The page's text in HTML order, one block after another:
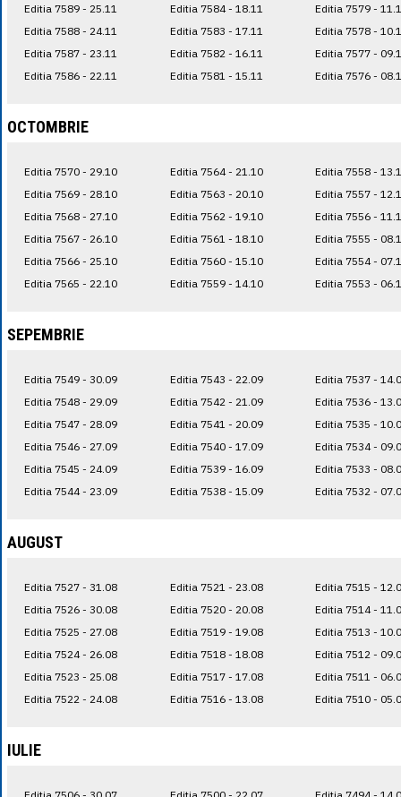
Editia 7589 - 25.11
Editia 7588 - 24.11
Editia 7587 - 23.11
Editia 7586 - 22.11
Editia 7584 - 18.11
Editia 7583 - 17.11
Editia 7582 - 16.11
Editia 7581 - 15.11
Editia 7579 -
Editia 7578 -
Editia 7577 -
Editia 7576 -
OCTOMBRIE
Editia 7570 - 29.10
Editia 7569 - 28.10
Editia 7568 - 27.10
Editia 7567 - 26.10
Editia 7566 - 25.10
Editia 7565 - 22.10
Editia 7564 - 21.10
Editia 7563 - 20.10
Editia 7562 - 19.10
Editia 7561 - 18.10
Editia 7560 - 15.10
Editia 7559 - 14.10
Editia 7558 -
Editia 7557 -
Editia 7556 -
Editia 7555 -
Editia 7554 -
Editia 7553 -
SEPEMBRIE
Editia 7549 - 30.09
Editia 7548 - 29.09
Editia 7547 - 28.09
Editia 7546 - 27.09
Editia 7545 - 24.09
Editia 7544 - 23.09
Editia 7543 - 22.09
Editia 7542 - 21.09
Editia 7541 - 20.09
Editia 7540 - 17.09
Editia 7539 - 16.09
Editia 7538 - 15.09
Editia 7537 -
Editia 7536 -
Editia 7535 -
Editia 7534 -
Editia 7533 -
Editia 7532 -
AUGUST
Editia 7527 - 31.08
Editia 7526 - 30.08
Editia 7525 - 27.08
Editia 7524 - 26.08
Editia 7523 - 25.08
Editia 7522 - 24.08
Editia 7521 - 23.08
Editia 7520 - 20.08
Editia 7519 - 19.08
Editia 7518 - 18.08
Editia 7517 - 17.08
Editia 7516 - 13.08
Editia 7515 -
Editia 7514 -
Editia 7513 -
Editia 7512 -
Editia 7511 -
Editia 7510 -
IULIE
Editia 7506 - 30.07 Editia 7500 - 22.07 Editia 7494 -